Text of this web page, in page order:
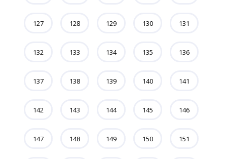
127 128 129 130 131
132 133 134 135 136
137 138 139 140 141
142 143 144 145 146
147 148 149 150 151